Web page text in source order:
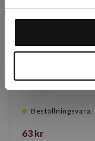
pris/cm
Beställningsvara,
63 kr